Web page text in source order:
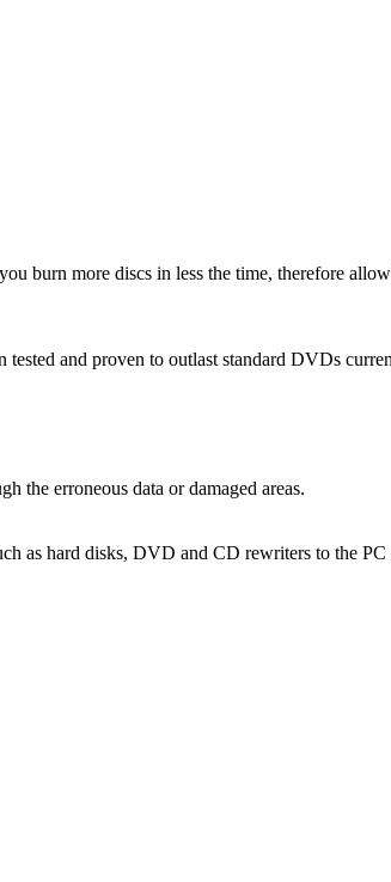
burn more discs in less the time, therefore
and proven to outlast standard DVDs
the erroneous data or damaged areas.
as hard disks, DVD and CD rewriters to the